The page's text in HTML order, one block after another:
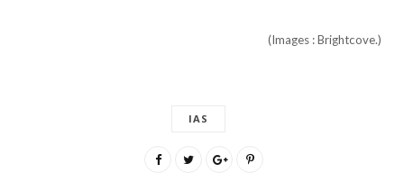
(Images : Brightcove.)
IAS